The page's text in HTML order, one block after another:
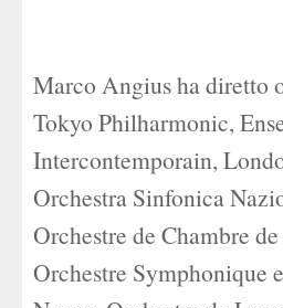
Marco Angius ha diretto
Tokyo Philharmonic,
Intercontemporain,
Orchestra Sinfonica
Orchestre de Chambre
Orchestre Symphonique